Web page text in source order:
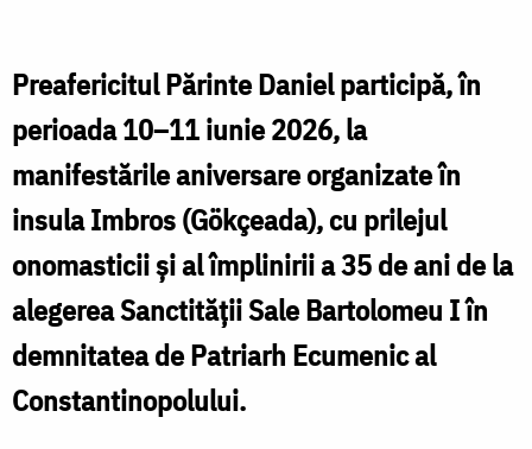
la
evenimentele
aniversare
dedicate
Patriarhului
Bartolomeu
/
Foto:
Preafericitul Părinte Daniel participă, în
perioada 10–11 iunie 2026, la
manifestările aniversare organizate în
insula Imbros (Gökçeada), cu prilejul
onomasticii și al împlinirii a 35 de ani de la
alegerea Sanctității Sale Bartolomeu I în
demnitatea de Patriarh Ecumenic al
Constantinopolului.